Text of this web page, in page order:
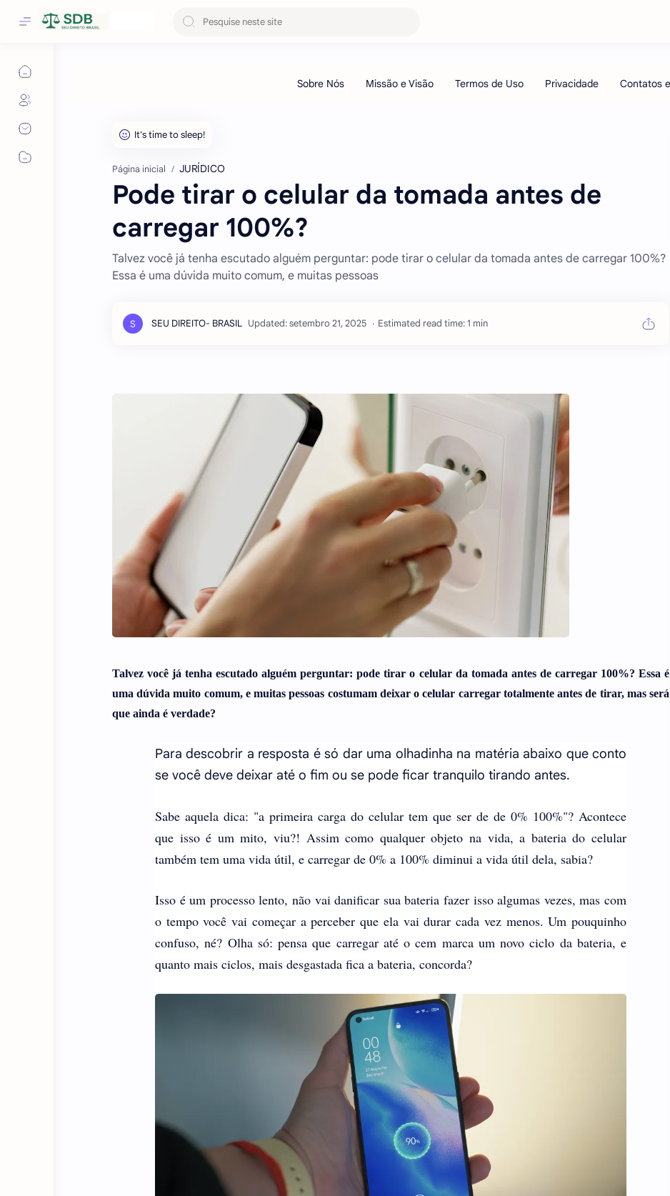
Página inicial JURÍDICO
Pode tirar o celular da tomada antes de
carregar 100%?
Talvez você já tenha escutado alguém perguntar: pode tirar o celular da tomada antes de carregar 100%?
Essa é uma dúvida muito comum, e muitas pessoas
Estimated read time: 1 min
Talvez você já tenha escutado alguém perguntar: pode tirar o celular da tomada antes de carregar 100%? Essa é
uma dúvida muito comum, e muitas pessoas costumam deixar o celular carregar totalmente antes de tirar, mas será
que ainda é verdade?
Para descobrir a resposta é só dar uma olhadinha na matéria abaixo que conto
se você deve deixar até o fim ou se pode ficar tranquilo tirando antes.
Sabe aquela dica: "a primeira carga do celular tem que ser de de 0% 100%"? Acontece
que isso é um mito, viu?! Assim como qualquer objeto na vida, a bateria do celular
também tem uma vida útil, e carregar de 0% a 100% diminui a vida útil dela, sabia?
Isso é um processo lento, não vai danificar sua bateria fazer isso algumas vezes, mas com
o tempo você vai começar a perceber que ela vai durar cada vez menos. Um pouquinho
confuso, né? Olha só: pensa que carregar até o cem marca um novo ciclo da bateria, e
quanto mais ciclos, mais desgastada fica a bateria, concorda?